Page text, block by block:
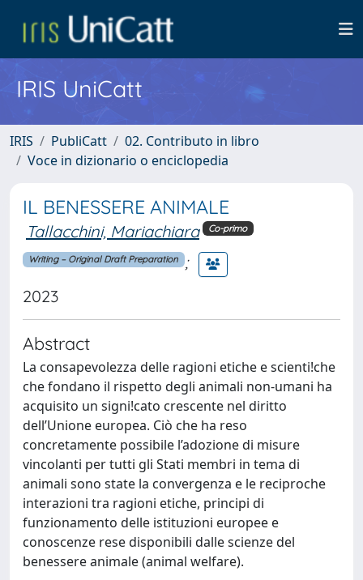
IRIS UniCatt
IRIS PubliCatt
02. Contributo in libro
Voce in dizionario o enciclopedia
IL BENESSERE ANIMALE
Tallacchini, Mariachiara Co-primo
Writing – Original Draft Preparation ;
2023
Abstract
La consapevolezza delle ragioni etiche e scienti!che
che fondano il rispetto degli animali non-umani ha
acquisito un signi!cato crescente nel diritto
dell’Unione europea. Ciò che ha reso
concretamente possibile l’adozione di misure
vincolanti per tutti gli Stati membri in tema di
animali sono state la convergenza e le reciproche
interazioni tra ragioni etiche, principi di
funzionamento delle istituzioni europee e
conoscenze rese disponibili dalle scienze del
benessere animale (animal welfare).